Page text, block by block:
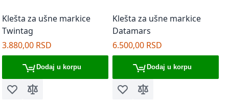
Klešta za ušne markice
Twintag
3.880,00 RSD
Dodaj u korpu
Dodaj u listu želja
Dodaj za poređenje
Klešta za ušne markice
Datamars
6.500,00 RSD
Dodaj u korpu
Dodaj u listu želja
Dodaj za poređenje